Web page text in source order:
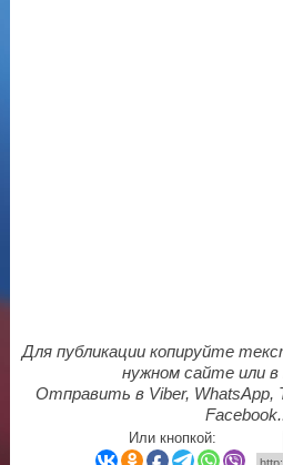
Для публикации копируйте
нужном сайте или в
Отправить в Viber, WhatsApp,
Или кнопкой: